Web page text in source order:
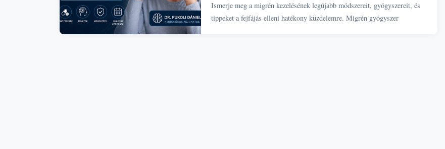
Ismerje meg a migrén kezelésének legújabb módszereit, gyógyszereit, és
tippeket a fejfájás elleni hatékony küzdelemre. Migrén gyógyszer